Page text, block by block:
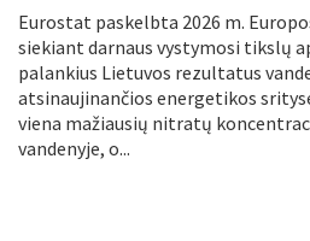
Eurostat paskelbta 2026 m.
siekiant darnaus vystymosi tikslų
palankius Lietuvos rezultatus
atsinaujinančios energetikos
viena mažiausių nitratų
vandenyje, o...